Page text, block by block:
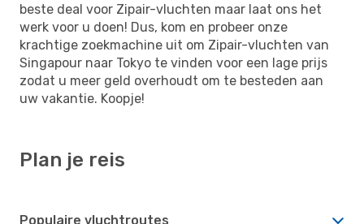
beste deal voor Zipair-vluchten maar laat ons het
werk voor u doen! Dus, kom en probeer onze
krachtige zoekmachine uit om Zipair-vluchten van
Singapour naar Tokyo te vinden voor een lage prijs
zodat u meer geld overhoudt om te besteden aan
uw vakantie. Koopje!
Plan je reis
Populaire vluchtroutes